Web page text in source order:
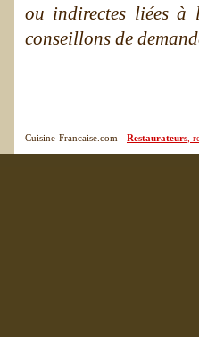
ou indirectes liées à
conseillons de
Cuisine-Francaise.com - Restaurateurs ,